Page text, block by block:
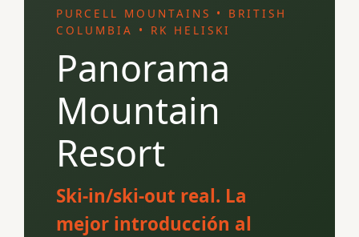
PURCELL MOUNTAINS • BRITISH
COLUMBIA • RK HELISKI
Panorama
Mountain
Resort
Ski-in/ski-out real. La
mejor introducción al